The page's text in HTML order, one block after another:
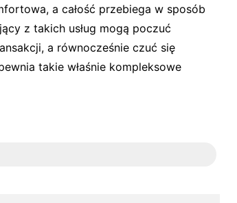
a całość przebiega w sposób
z takich usług mogą poczuć
a równocześnie czuć się
takie właśnie kompleksowe